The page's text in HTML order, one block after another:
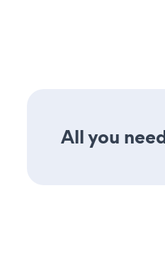
All you